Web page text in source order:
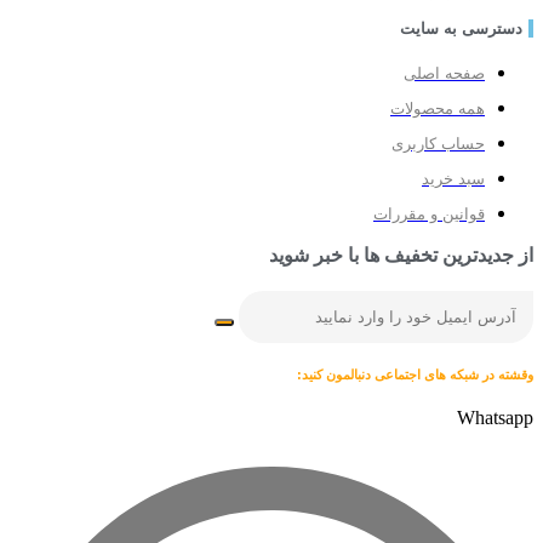
به سایت
صفحه اصلی
همه محصولات
حساب کاربری
سبد خرید
قوانین و مقررات
تخفیف ها با خبر شوید
در شبکه های اجتماعی دنبالمون کنید: